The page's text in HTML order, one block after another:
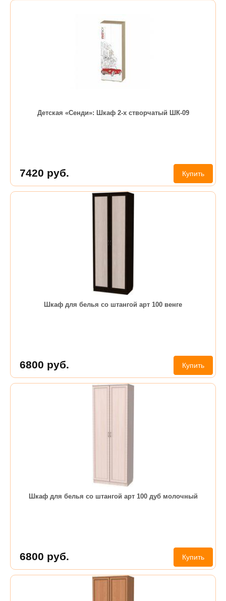
Детская «Сенди»: Шкаф 2-х створчатый ШК-09
7420 руб. Купить
Шкаф для белья со штангой арт 100 венге
6800 руб. Купить
Шкаф для белья со штангой арт 100 дуб молочный
6800 руб. Купить